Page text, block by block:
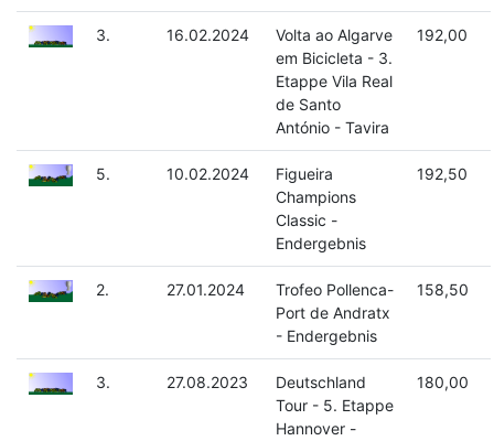
3. 16.02.2024
Volta ao Algarve
em Bicicleta - 3.
Etappe Vila Real
de Santo
António - Tavira
192,00
5. 10.02.2024
Figueira
Champions
Classic -
Endergebnis
192,50
2. 27.01.2024
Trofeo Pollenca-
Port de Andratx
- Endergebnis
158,50
3. 27.08.2023
Deutschland
Tour - 5. Etappe
Hannover -
180,00